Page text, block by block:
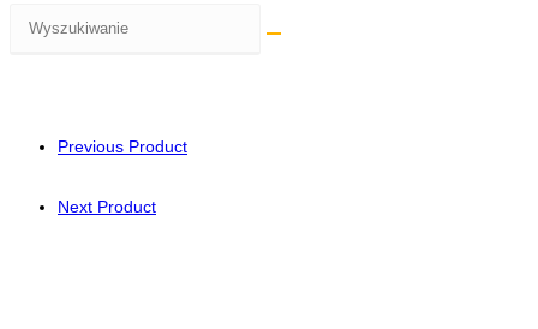
Previous Product
Next Product